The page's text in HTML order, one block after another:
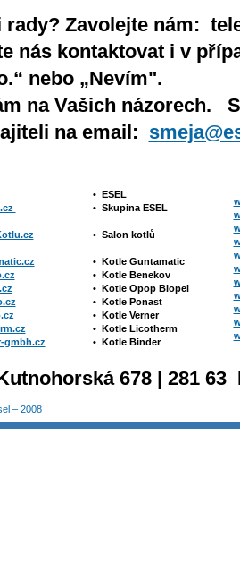
rady? Zavolejte nám:
nás kontaktovat i v
nebo „Nevím".
na Vašich názorech.
na email:
gmbh.cz
• ESEL
• Skupina ESEL
• Salon kotlů
• Kotle Guntamatic
• Kotle Benekov
• Kotle Opop Biopel
• Kotle Ponast
• Kotle Verner
• Kotle Licotherm
• Kotle Binder
678 | 281
– 2008